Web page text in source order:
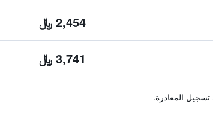
2,454 ﷼
3,741 ﷼
المغادرة.